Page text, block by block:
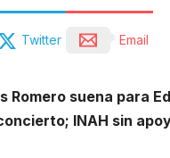
Twitter Email
Romero suena para
INAH sin